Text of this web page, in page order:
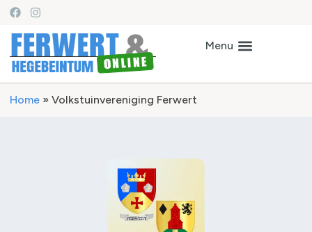
Home » Volkstuinvereniging Ferwert